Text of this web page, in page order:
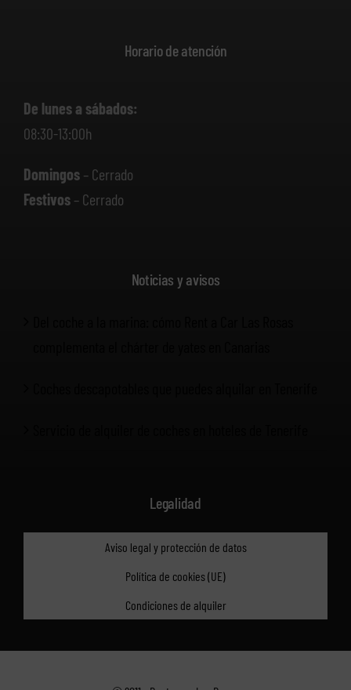
Horario de atención
De lunes a sábados:
08:30-13:00h
Domingos– Cerrado
Festivos– Cerrado
Noticias y avisos
Legalidad
Aviso legal y protección de datos
Política de cookies (UE)
Condiciones de alquiler